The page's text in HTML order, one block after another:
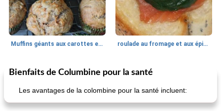
Muffins géants aux carottes et à la banane de Nif roulade au fromage et aux épinards
30min
Marques de confiance: recettes et
Viande et volaille
Bienfaits de Columbine pour la santé
Les avantages de la colombine pour la santé incluent: